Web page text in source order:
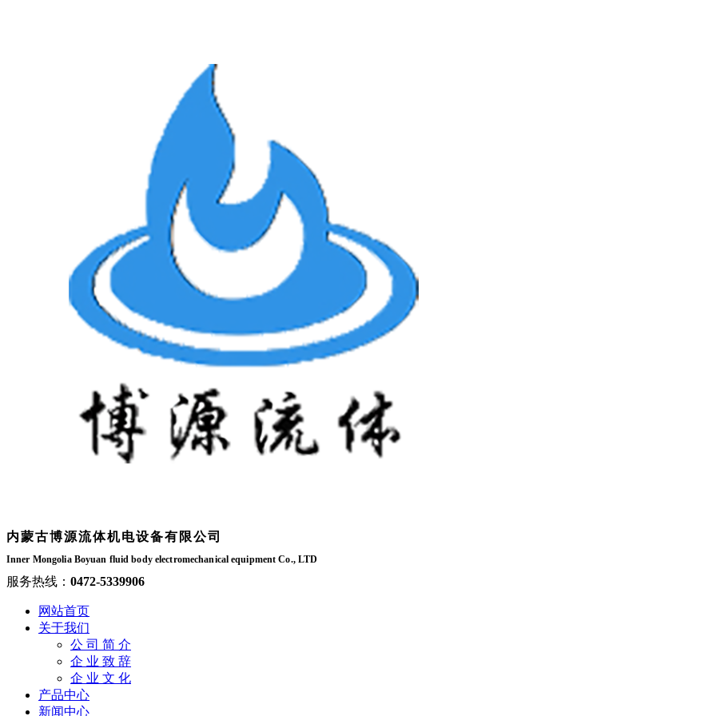
内蒙古博源流体机电设备有限公司
Inner Mongolia Boyuan fluid body electromechanical equipment Co., LTD
服务热线： 0472-5339906
网站首页
关于我们
公 司 简 介
企 业 致 辞
企 业 文 化
产品中心
新闻中心